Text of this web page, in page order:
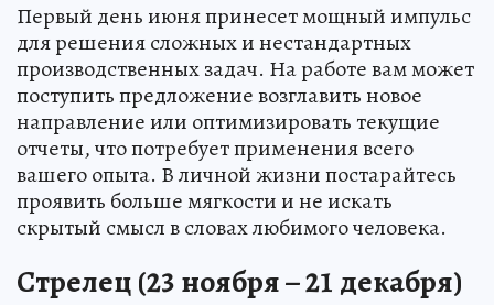
Первый день июня принесет мощный импульс
для решения сложных и нестандартных
производственных задач. На работе вам может
поступить предложение возглавить новое
направление или оптимизировать текущие
отчеты, что потребует применения всего
вашего опыта. В личной жизни постарайтесь
проявить больше мягкости и не искать
скрытый смысл в словах любимого человека.
Стрелец (23 ноября – 21 декабря)